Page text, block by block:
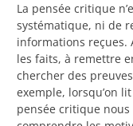
La pensée critique
systématique, ni de
informations reçues.
les faits, à remettre
chercher des
exemple, lorsqu’on
pensée critique